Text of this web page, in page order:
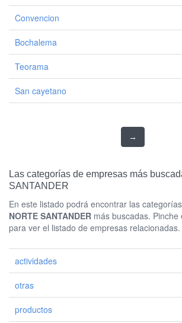
Convencion
Bochalema
Teorama
San cayetano
→
Las categorías de empresas más
SANTANDER
En este listado podrá encontrar las
NORTE SANTANDER más buscadas.
para ver el listado de empresas relacionadas.
actividades
otras
productos